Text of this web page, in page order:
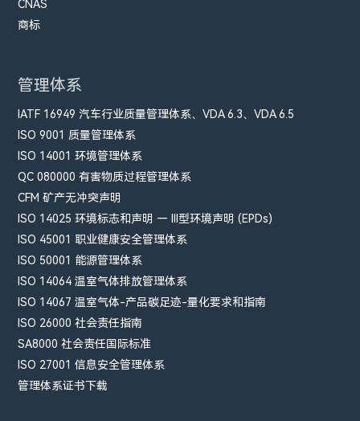
CNAS
商标
管理体系
IATF 16949 汽车行业质量管理体系、VDA 6.3、VDA 6.5
ISO 9001 质量管理体系
ISO 14001 环境管理体系
QC 080000 有害物质过程管理体系
CFM​ 矿产无冲突声明
ISO 14025 环境标志和声明 — III型环境声明 (EPDs)
ISO 45001 职业健康安全管理体系
ISO 50001 能源管理体系
ISO 14064 温室气体排放管理体系
ISO 14067 温室气体-产品碳足迹-量化要求和指南
ISO 26000 社会责任指南
SA8000 社会责任国际标准
ISO 27001 信息安全管理体系
管理体系证书下载